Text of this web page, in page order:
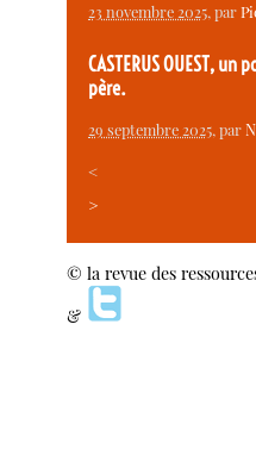
23 novembre 2025, par
CASTERUS OUEST,
père.
29 septembre 2025, par
<
>
© la revue des
&